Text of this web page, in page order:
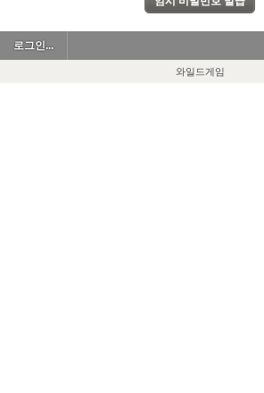
로그인...
와일드게임